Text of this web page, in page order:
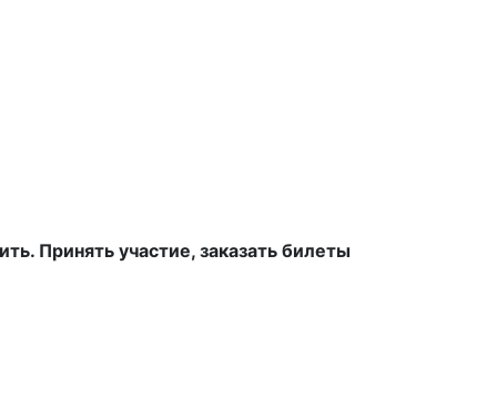
Принять участие, заказать билеты